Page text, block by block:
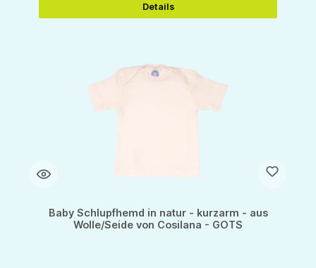
Details
Baby Schlupfhemd in natur - kurzarm - aus
Wolle/Seide von Cosilana - GOTS